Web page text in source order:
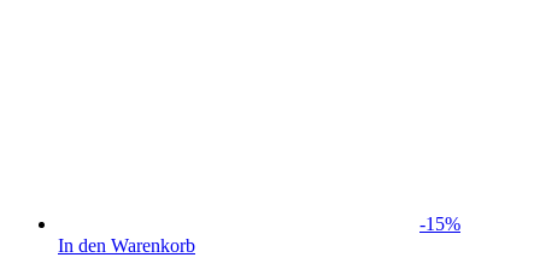
-15%
In den Warenkorb